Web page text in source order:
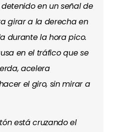
en un señal de
girar a la derecha en
durante la hora pico.
en el tráfico que se
acelera
el giro, sin mirar a
está cruzando el